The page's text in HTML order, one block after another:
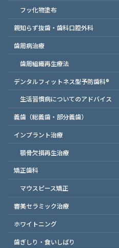
フッ化物塗布
親知らず抜歯・歯科口腔外科
歯周病治療
歯周組織再生療法
デンタルフィットネス型予防歯科®
生活習慣病についてのアドバイス
義歯（総義歯・部分義歯）
インプラント治療
顎骨欠損再生治療
矯正歯科
マウスピース矯正
審美セラミック治療
ホワイトニング
歯ぎしり・食いしばり